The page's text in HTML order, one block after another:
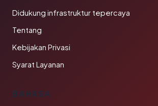
Didukung infrastruktur tepercaya
Tentang
Kebijakan Privasi
Syarat Layanan
BAHASA